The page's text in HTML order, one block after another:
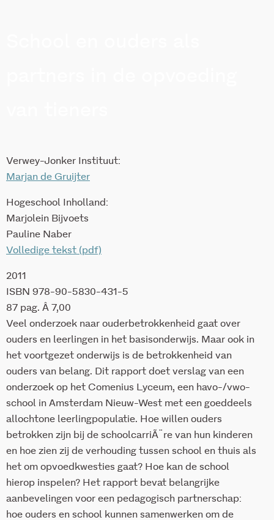
Verwey-Jonker Instituut:
Marjan de Gruijter
Hogeschool Inholland:
Marjolein Bijvoets
Pauline Naber
Volledige tekst (pdf)
2011
ISBN 978-90-5830-431-5
87 pag. Â 7,00
Veel onderzoek naar ouderbetrokkenheid gaat over
ouders en leerlingen in het basisonderwijs. Maar ook in
het voortgezet onderwijs is de betrokkenheid van
ouders van belang. Dit rapport doet verslag van een
onderzoek op het Comenius Lyceum, een havo-/vwo-
school in Amsterdam Nieuw-West met een goeddeels
allochtone leerlingpopulatie. Hoe willen ouders
betrokken zijn bij de schoolcarriÃ¨re van hun kinderen
en hoe zien zij de verhouding tussen school en thuis als
het om opvoedkwesties gaat? Hoe kan de school
hierop inspelen? Het rapport bevat belangrijke
aanbevelingen voor een pedagogisch partnerschap:
hoe ouders en school kunnen samenwerken om de